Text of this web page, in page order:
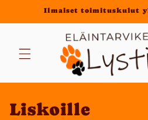
sisältöön
Ilmaiset toimituskulut
K
Liskoille